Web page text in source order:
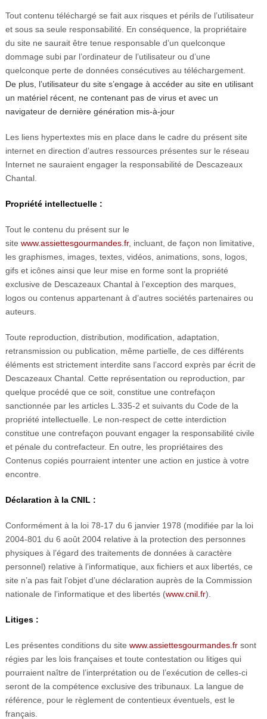
Tout contenu téléchargé se fait aux risques et périls de l’utilisateur
et sous sa seule responsabilité. En conséquence, la propriétaire
du site ne saurait être tenue responsable d’un quelconque
dommage subi par l’ordinateur de l’utilisateur ou d’une
quelconque perte de données consécutives au téléchargement.
De plus, l’utilisateur du site s’engage à accéder au site en utilisant
un matériel récent, ne contenant pas de virus et avec un
navigateur de dernière génération mis-à-jour
Les liens hypertextes mis en place dans le cadre du présent site
internet en direction d’autres ressources présentes sur le réseau
Internet ne sauraient engager la responsabilité de Descazeaux
Chantal.
Propriété intellectuelle :
Tout le contenu du présent sur le
site www.assiettesgourmandes.fr, incluant, de façon non limitative,
les graphismes, images, textes, vidéos, animations, sons, logos,
gifs et icônes ainsi que leur mise en forme sont la propriété
exclusive de Descazeaux Chantal à l’exception des marques,
logos ou contenus appartenant à d’autres sociétés partenaires ou
auteurs.
Toute reproduction, distribution, modification, adaptation,
retransmission ou publication, même partielle, de ces différents
éléments est strictement interdite sans l’accord exprès par écrit de
Descazeaux Chantal. Cette représentation ou reproduction, par
quelque procédé que ce soit, constitue une contrefaçon
sanctionnée par les articles L.335-2 et suivants du Code de la
propriété intellectuelle. Le non-respect de cette interdiction
constitue une contrefaçon pouvant engager la responsabilité civile
et pénale du contrefacteur. En outre, les propriétaires des
Contenus copiés pourraient intenter une action en justice à votre
encontre.
Déclaration à la CNIL :
Conformément à la loi 78-17 du 6 janvier 1978 (modifiée par la loi
2004-801 du 6 août 2004 relative à la protection des personnes
physiques à l’égard des traitements de données à caractère
personnel) relative à l’informatique, aux fichiers et aux libertés, ce
site n’a pas fait l’objet d’une déclaration auprès de la Commission
nationale de l’informatique et des libertés (www.cnil.fr).
Litiges :
Les présentes conditions du site www.assiettesgourmandes.frsont
régies par les lois françaises et toute contestation ou litiges qui
pourraient naître de l’interprétation ou de l’exécution de celles-ci
seront de la compétence exclusive des tribunaux. La langue de
référence, pour le règlement de contentieux éventuels, est le
français.